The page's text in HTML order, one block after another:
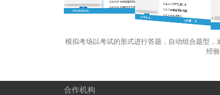
模拟考场以考试的形式进行答题，自动组合题型
经
合作机构